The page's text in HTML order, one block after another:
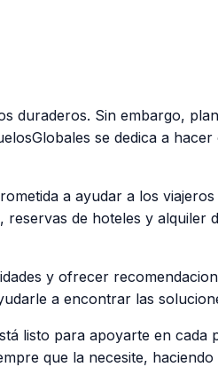
duraderos. Sin embargo,
se dedica a
a ayudar a los
de hoteles y
y ofrecer
a encontrar las
listo para apoyarte en cada
que la necesite,